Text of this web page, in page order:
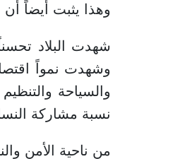
وهذا يثبت أيضاً أن
شهدت البلاد
وشهدت نمواً
والسياحة
نسبة مشاركة
من ناحية الأمن